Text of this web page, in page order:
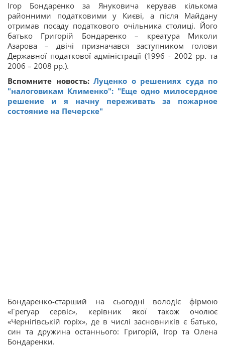
Ігор Бондаренко за Януковича керував кількома
районними податковими у Києві, а після Майдану
отримав посаду податкового очільника столиці. Його
батько Григорій Бондаренко – креатура Миколи
Азарова – двічі призначався заступником голови
Державної податкової адміністрації (1996 - 2002 рр. та
2006 – 2008 рр.).
Вспомните новость: Луценко о решениях суда по
"налоговикам Клименко": "Еще одно милосердное
решение и я начну переживать за пожарное
состояние на Печерске"
Бондаренко-старший на сьогодні володіє фірмою
«Грегуар сервіс», керівник якої також очолює
«Чернігівській горіх», де в числі засновників є батько,
син та дружина останнього: Григорій, Ігор та Олена
Бондаренки.